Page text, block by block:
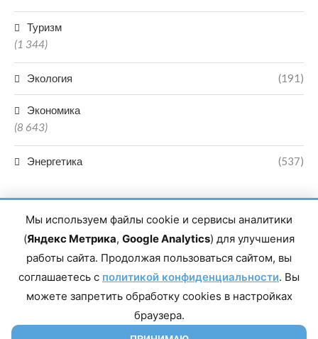
Туризм
(1 344)
Экология (191)
Экономика
(8 643)
Энергетика (537)
Главный редактор сетевого издания Магомаев Тимур Нухович.
Контакты редакции: 8(988)-292-94-34 Почта: vestiskfo@gmail.com По
Республика Дагестан, г. Махачкала, пр-т Насрутдинова, д. 1а. Все
права защищены. Копирование и использование полных материалов
запрещено, частичное цитирование возможно только при условии
Мы используем файлы cookie и сервисы аналитики
(Яндекс Метрика, Google Analytics) для улучшения
работы сайта. Продолжая пользоваться сайтом, вы
соглашаетесь с политикой конфиденциальности. Вы
можете запретить обработку cookies в настройках
браузера.